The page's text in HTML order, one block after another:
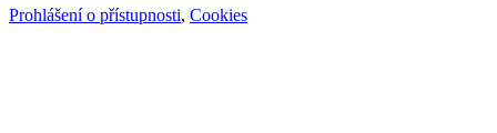
Prohlášení o přístupnosti, Cookies